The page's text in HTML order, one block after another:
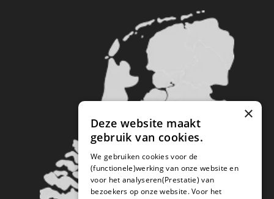
×
Deze website maakt
gebruik van cookies.
We gebruiken cookies voor de
(functionele)werking van onze website en
voor het analyseren(Prestatie) van
bezoekers op onze website. Voor het